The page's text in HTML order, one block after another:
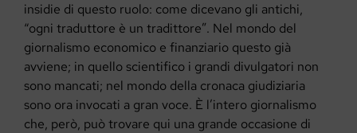
insidie di questo ruolo: come dicevano gli antichi,
“ogni traduttore è un tradittore”. Nel mondo del
giornalismo economico e finanziario questo già
avviene; in quello scientifico i grandi divulgatori non
sono mancati; nel mondo della cronaca giudiziaria
sono ora invocati a gran voce. È l’intero giornalismo
che, però, può trovare qui una grande occasione di